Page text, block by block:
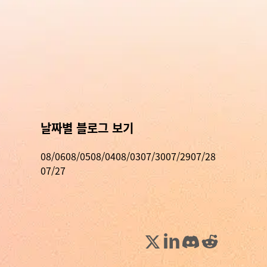
날짜별 블로그 보기
08/0608/0508/0408/0307/3007/2907/28
07/27